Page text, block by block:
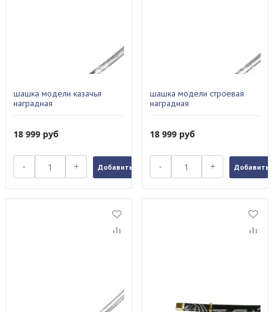
шашка модели казачья
наградная
18 999 руб
- + Добавить в заказ
шашка модели строевая
наградная
18 999 руб
- + Добавить